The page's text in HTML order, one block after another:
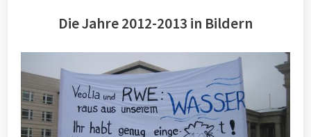
Die Jahre 2012-2013 in Bildern